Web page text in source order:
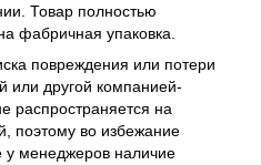
Товар полностью
фабричная упаковка.
повреждения или потери
или другой компанией-
распространяется на
поэтому во избежание
у менеджеров наличие